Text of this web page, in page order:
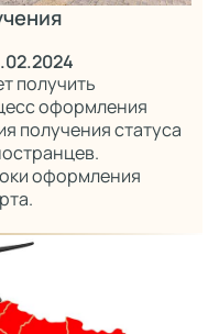
получить
оформления
получения статуса
оформления